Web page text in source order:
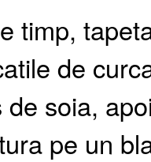
timp,
de
de soia,
pe un